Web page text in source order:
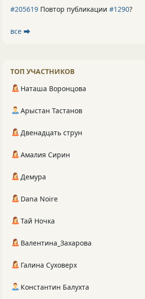
#205619 Повтор публикации #1290?
все ⮕
ТОП УЧАСТНИКОВ
Наташа Воронцова
Арыстан Тастанов
Двенадцать струн
Амалия Сирин
Демура
Dana Noire
Тай Ночка
Валентина_Захарова
Галина Суховерх
Константин Балухта